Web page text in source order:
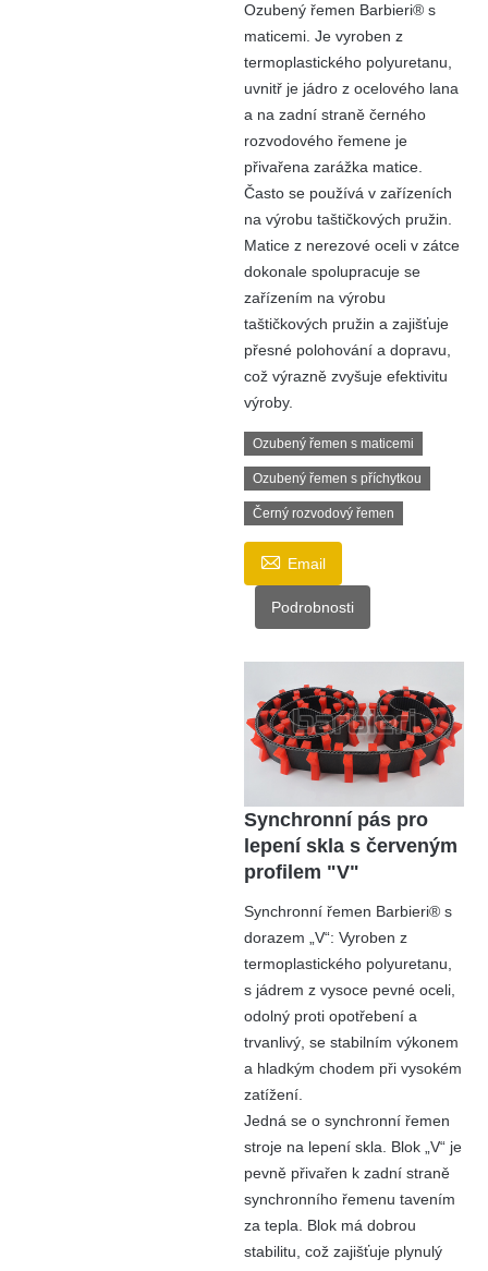
Ozubený řemen Barbieri® s
maticemi. Je vyroben z
termoplastického polyuretanu,
uvnitř je jádro z ocelového lana
a na zadní straně černého
rozvodového řemene je
přivařena zarážka matice.
Často se používá v zařízeních
na výrobu taštičkových pružin.
Matice z nerezové oceli v zátce
dokonale spolupracuje se
zařízením na výrobu
taštičkových pružin a zajišťuje
přesné polohování a dopravu,
což výrazně zvyšuje efektivitu
výroby.
Ozubený řemen s maticemi
Ozubený řemen s příchytkou
Černý rozvodový řemen
 Email
Podrobnosti
Synchronní pás pro
lepení skla s červeným
profilem "V"
Synchronní řemen Barbieri® s
dorazem „V“: Vyroben z
termoplastického polyuretanu,
s jádrem z vysoce pevné oceli,
odolný proti opotřebení a
trvanlivý, se stabilním výkonem
a hladkým chodem při vysokém
zatížení.
Jedná se o synchronní řemen
stroje na lepení skla. Blok „V“ je
pevně přivařen k zadní straně
synchronního řemenu tavením
za tepla. Blok má dobrou
stabilitu, což zajišťuje plynulý